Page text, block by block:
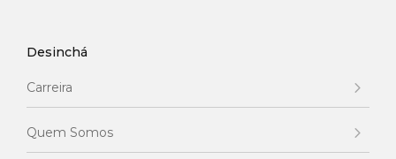
Desinchá
Carreira
Quem Somos